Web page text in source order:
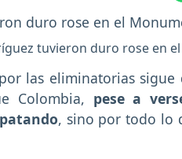
tuvieron duro rose en
las eliminatorias sigue
Colombia, pese a
, sino por todo lo